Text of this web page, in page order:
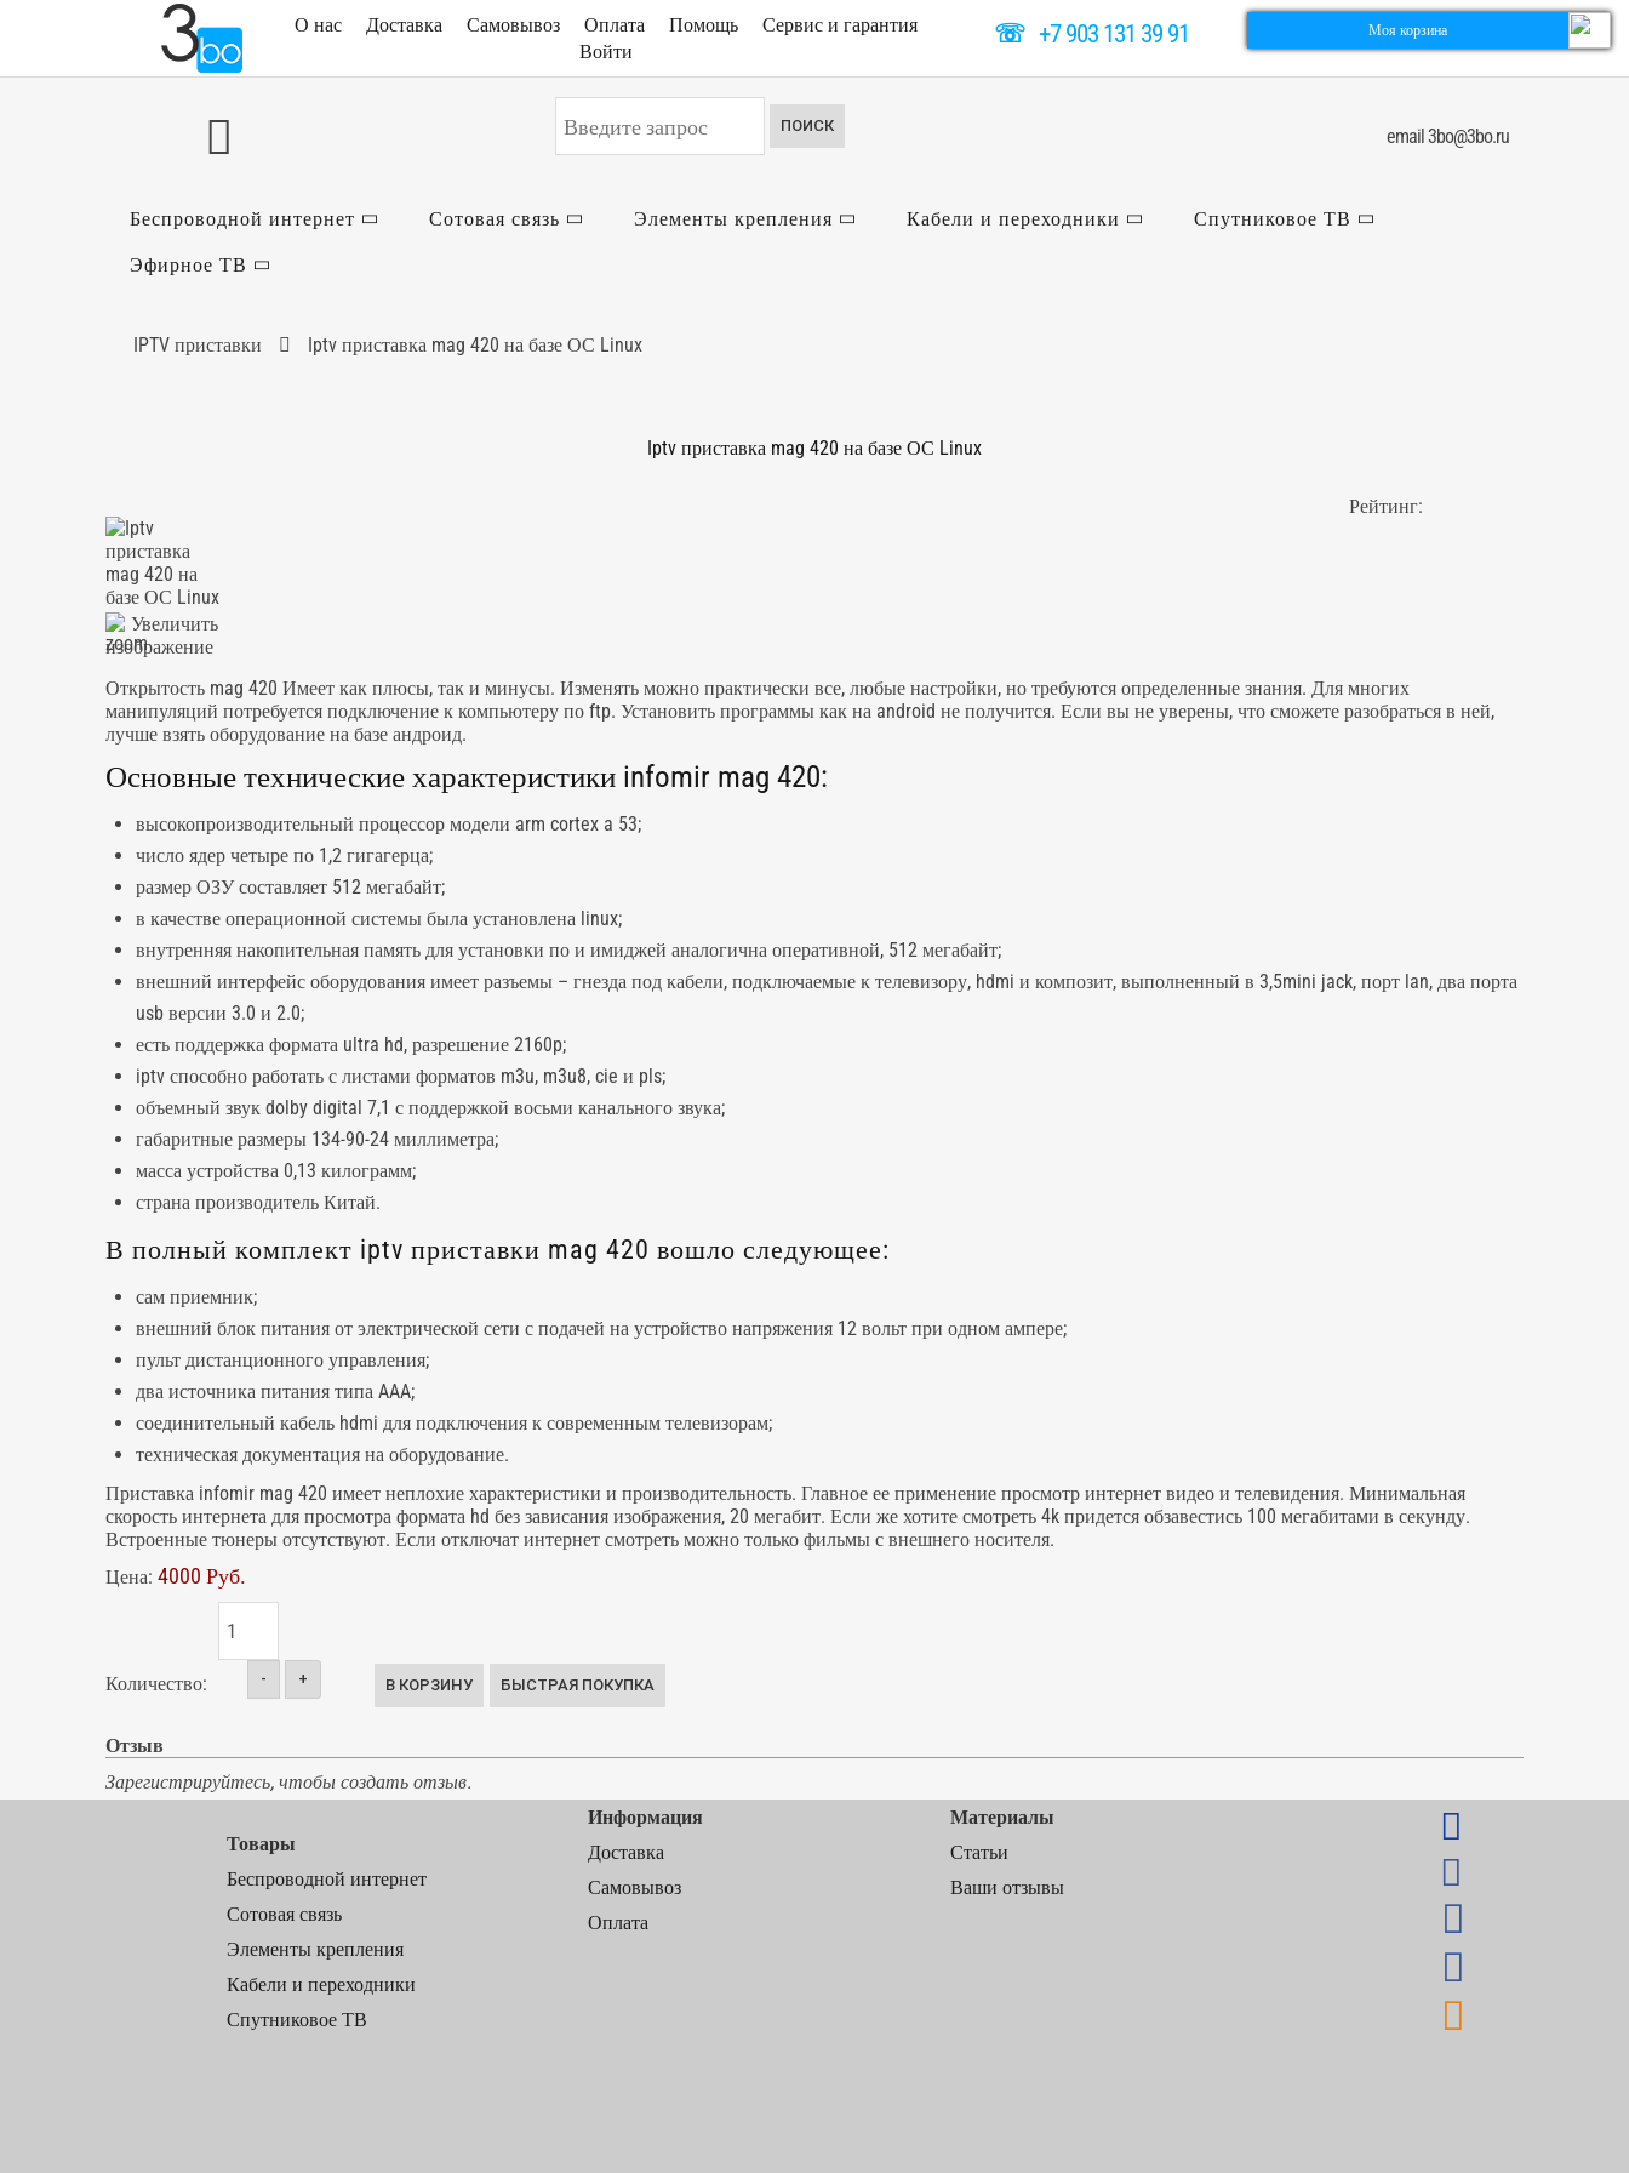
О нас Доставка Самовывоз Оплата Помощь
Сервис и гарантия
Войти
☏+7 903 131 39 91 Моя корзина
ПОИСК email 3bo@3bo.ru
Беспроводной интернет Сотовая связь Элементы крепления Кабели и переходники
Спутниковое ТВ
Эфирное ТВ
IPTV приставки Iptv приставка mag 420 на базе ОС Linux
Iptv приставка mag 420 на базе ОС Linux
Рейтинг:
Увеличить
изображение
Открытость mag 420 Имеет как плюсы, так и минусы. Изменять можно практически все, любые настройки, но требуются определенные знания. Для многих
манипуляций потребуется подключение к компьютеру по ftp. Установить программы как на android не получится. Если вы не уверены, что сможете разобраться в ней,
лучше взять оборудование на базе андроид.
Основные технические характеристики infomir mag 420:
высокопроизводительный процессор модели arm cortex a 53;
число ядер четыре по 1,2 гигагерца;
размер ОЗУ составляет 512 мегабайт;
в качестве операционной системы была установлена linux;
внутренняя накопительная память для установки по и имиджей аналогична оперативной, 512 мегабайт;
внешний интерфейс оборудования имеет разъемы – гнезда под кабели, подключаемые к телевизору, hdmi и композит, выполненный в 3,5mini jack, порт lan, два порта
usb версии 3.0 и 2.0;
есть поддержка формата ultra hd, разрешение 2160p;
iptv способно работать с листами форматов m3u, m3u8, cie и pls;
объемный звук dolby digital 7,1 с поддержкой восьми канального звука;
габаритные размеры 134-90-24 миллиметра;
масса устройства 0,13 килограмм;
страна производитель Китай.
В полный комплект iptv приставки mag 420 вошло следующее:
сам приемник;
внешний блок питания от электрической сети с подачей на устройство напряжения 12 вольт при одном ампере;
пульт дистанционного управления;
два источника питания типа AAA;
соединительный кабель hdmi для подключения к современным телевизорам;
техническая документация на оборудование.
Приставка infomir mag 420 имеет неплохие характеристики и производительность. Главное ее применение просмотр интернет видео и телевидения. Минимальная
скорость интернета для просмотра формата hd без зависания изображения, 20 мегабит. Если же хотите смотреть 4k придется обзавестись 100 мегабитами в секунду.
Встроенные тюнеры отсутствуют. Если отключат интернет смотреть можно только фильмы с внешнего носителя.
Цена: 4000 Руб.
Количество: - +
Отзыв
Зарегистрируйтесь, чтобы создать отзыв.
Товары
Беспроводной интернет
Сотовая связь
Элементы крепления
Кабели и переходники
Спутниковое ТВ
Информация
Доставка
Самовывоз
Оплата
Материалы
Статьи
Ваши отзывы